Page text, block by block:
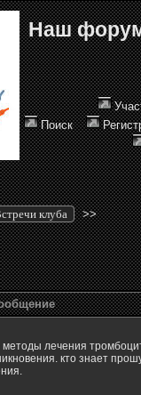
Наш
Поиск
клуба >>
методы лечения
кто знает